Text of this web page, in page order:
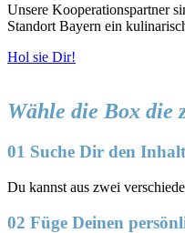
Unsere Kooperationspartner
Standort Bayern ein
Hol sie Dir!
Wähle die Box die
01 Suche Dir den
Du kannst aus zwei
02 Füge Deinen